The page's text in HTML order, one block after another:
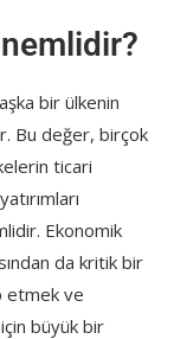
bir ülkenin
Bu değer, birçok
ticari
Ekonomik
da kritik bir
etmek ve
büyük bir